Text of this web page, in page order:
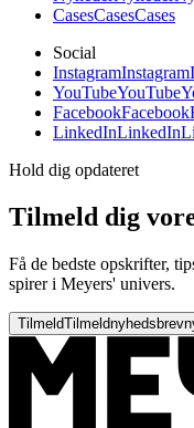
CasesCasesCases
Social
InstagramInstagram
YouTubeYouTube
FacebookFacebook
LinkedInLinkedIn
Hold dig opdateret
Tilmeld dig
Få de bedste opskrifter,
spirer i Meyers' univers.
TilmeldTilmeldnyhedsbrev